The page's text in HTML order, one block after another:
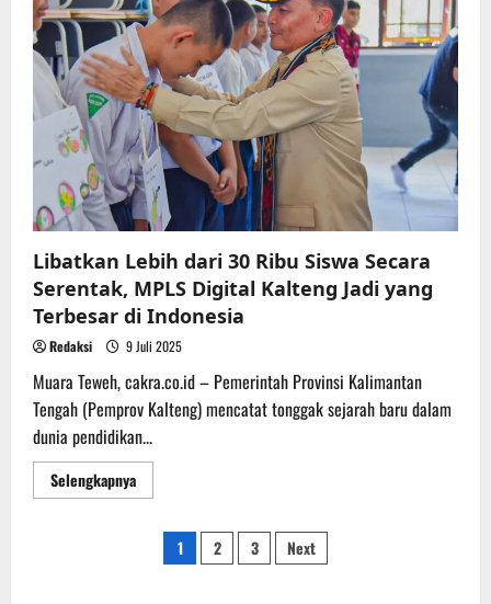
TP
PKK
Dikukuhkan
Sebagai
Ayah
dan
Bunda
GenRe
dan
Orang
Tua
Asuh
GENTING
Kabupaten
Barut
Libatkan Lebih dari 30 Ribu Siswa Secara
Serentak, MPLS Digital Kalteng Jadi yang
Terbesar di Indonesia
Redaksi 9 Juli 2025
Muara Teweh, cakra.co.id – Pemerintah Provinsi Kalimantan
Tengah (Pemprov Kalteng) mencatat tonggak sejarah baru dalam
dunia pendidikan...
SelengkapnyaRead
more
Paginasi
1 2 3 Next